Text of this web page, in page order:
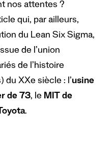
nos attentes ?
qui, par ailleurs,
du Lean Six Sigma,
de l’union
de l’histoire
XXe siècle : l’usine
de 73, le MIT de
.